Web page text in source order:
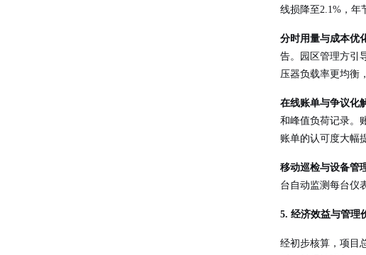
线损降至2.1%，年
分时用量与成本优
告。园区管理方引
压器负载率更均衡
在线账单与争议化
和峰值负荷记录。
账单的认可度大幅
移动巡检与设备管
台自动监测每台仪
5. 经济效益与管理
经初步核算，项目